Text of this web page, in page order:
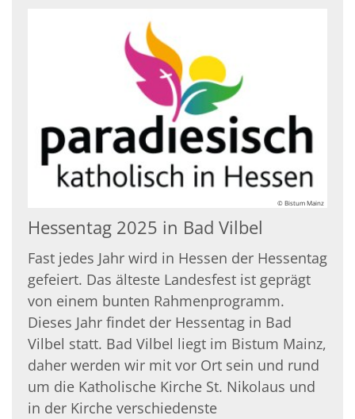
© Bistum Mainz
Hessentag 2025 in Bad Vilbel
Fast jedes Jahr wird in Hessen der Hessentag
gefeiert. Das älteste Landesfest ist geprägt
von einem bunten Rahmenprogramm.
Dieses Jahr findet der Hessentag in Bad
Vilbel statt. Bad Vilbel liegt im Bistum Mainz,
daher werden wir mit vor Ort sein und rund
um die Katholische Kirche St. Nikolaus und
in der Kirche verschiedenste